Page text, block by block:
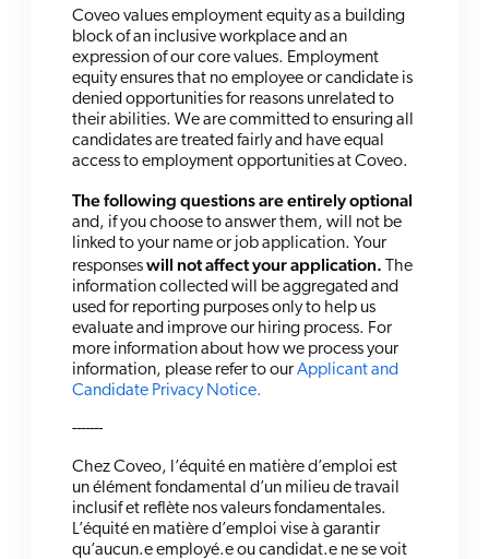
Coveo values employment equity as a building
block of an inclusive workplace and an
expression of our core values. Employment
equity ensures that no employee or candidate is
denied opportunities for reasons unrelated to
their abilities. We are committed to ensuring all
candidates are treated fairly and have equal
access to employment opportunities at Coveo.
The following questions are entirely optional
and, if you choose to answer them, will not be
linked to your name or job application. Your
responseswill not affect your application.
The
information collected will be aggregated and
used for reporting purposes only to help us
evaluate and improve our hiring process. For
more information about how we process your
information, please refer to ourApplicant and
Candidate Privacy Notice.
-------
Chez Coveo, l’équité en matière d’emploi est
un élément fondamental d’un milieu de travail
inclusif et reflète nos valeurs fondamentales.
L’équité en matière d’emploi vise à garantir
qu’aucun.e employé.e ou candidat.e ne se voit